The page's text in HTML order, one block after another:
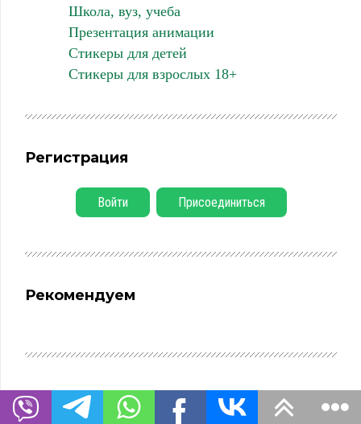
Школа, вуз, учеба
Презентация анимации
Стикеры для детей
Стикеры для взрослых 18+
Регистрация
Войти Присоединиться
Рекомендуем